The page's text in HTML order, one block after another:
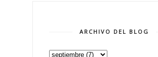
ARCHIVO DEL BLOG